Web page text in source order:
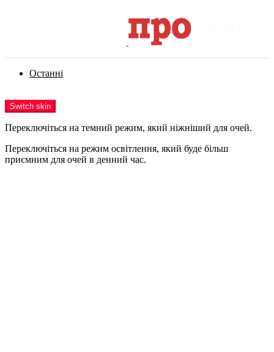
Останні
Switch skin
Переключіться на темний режим, який ніжніший для очей.
Переключіться на режим освітлення, який буде більш
приємним для очей в денний час.